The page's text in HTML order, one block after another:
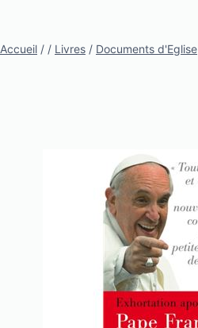
Accueil / / Livres / Documents d'Eglise